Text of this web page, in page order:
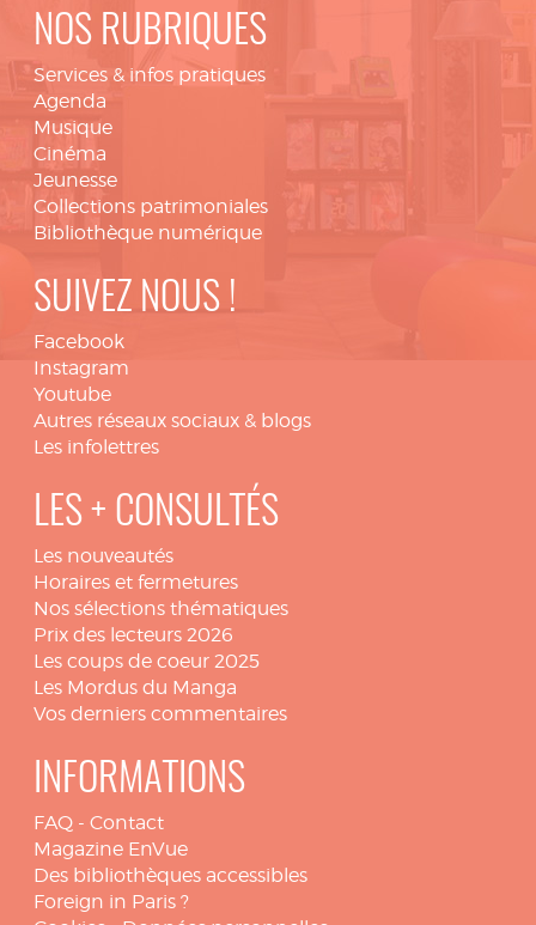
NOS RUBRIQUES
Services & infos pratiques
Agenda
Musique
Cinéma
Jeunesse
Collections patrimoniales
Bibliothèque numérique
SUIVEZ NOUS !
Facebook
Instagram
Youtube
Autres réseaux sociaux & blogs
Les infolettres
LES + CONSULTÉS
Les nouveautés
Horaires et fermetures
Nos sélections thématiques
Prix des lecteurs 2026
Les coups de coeur 2025
Les Mordus du Manga
Vos derniers commentaires
INFORMATIONS
FAQ - Contact
Magazine EnVue
Des bibliothèques accessibles
Foreign in Paris ?